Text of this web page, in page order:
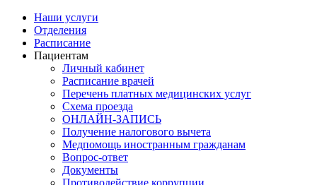
Наши услуги
Отделения
Расписание
Пациентам
Личный кабинет
Расписание врачей
Перечень платных медицинских услуг
Схема проезда
ОНЛАЙН-ЗАПИСЬ
Получение налогового вычета
Медпомощь иностранным гражданам
Вопрос-ответ
Документы
Противодействие коррупции